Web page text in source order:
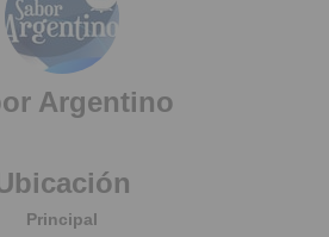
Argentino
Principal